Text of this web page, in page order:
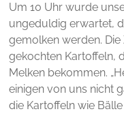
Um 10 Uhr wurde
ungeduldig erwartet,
gemolken werden.
gekochten Kartoffeln,
Melken bekommen.
einigen von uns nicht
die Kartoffeln wie